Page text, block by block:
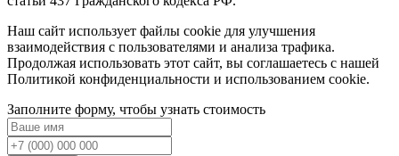
Наш сайт использует файлы cookie для улучшения
взаимодействия с пользователями и анализа трафика.
Продолжая использовать этот сайт, вы соглашаетесь с нашей
Политикой конфиденциальности и использованием cookie.
Заполните форму, чтобы узнать стоимость